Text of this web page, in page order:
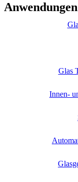
Anwendungen
Glas
Innen-